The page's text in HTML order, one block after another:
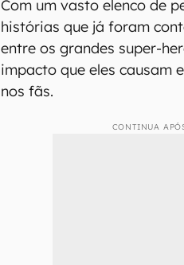
Com um vasto elenco de
histórias que já foram
entre os grandes super-
impacto que eles causam
nos fãs.
CONTINUA